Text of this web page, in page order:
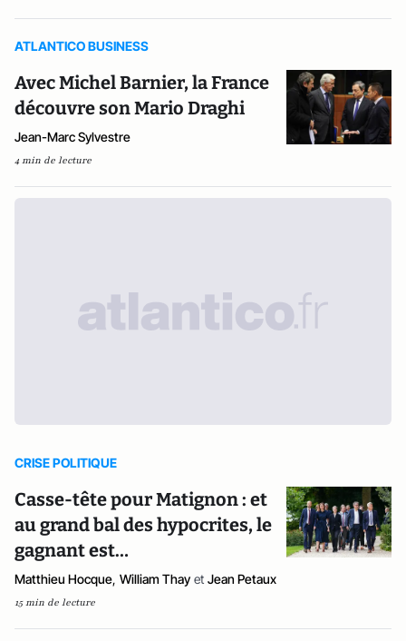
ATLANTICO BUSINESS
Avec Michel Barnier, la France
découvre son Mario Draghi
Jean-Marc Sylvestre
4 min de lecture
CRISE POLITIQUE
Casse-tête pour Matignon : et
au grand bal des hypocrites, le
gagnant est…
Matthieu Hocque, William Thay et Jean Petaux
15 min de lecture